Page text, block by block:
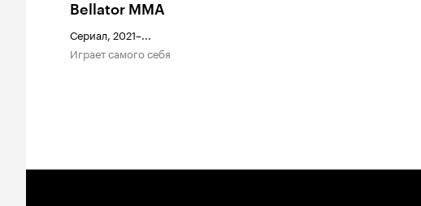
Bellator MMA
Сериал, 2021–...
играет самого себя